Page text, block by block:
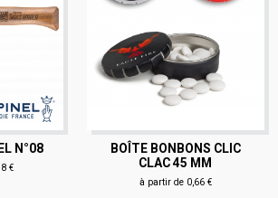
N°08
€
BOÎTE BONBONS CLIC
CLAC 45 MM
à partir de 0,66 €